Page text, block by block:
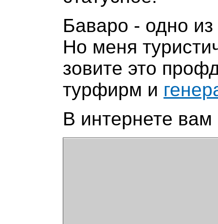
Баваро - одно из
Но меня
зовите это
турфирм и
В интернете